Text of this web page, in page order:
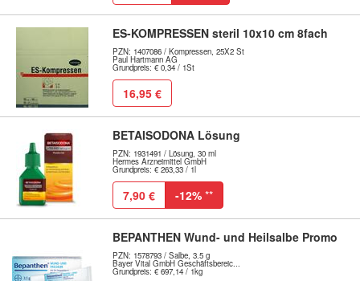
ES-KOMPRESSEN steril 10x10 cm 8fach
PZN: 1407086 / Kompressen, 25X2 St
Paul Hartmann AG
Grundpreis: € 0,34 / 1St
16,95 €
BETAISODONA Lösung
PZN: 1931491 / Lösung, 30 ml
Hermes Arzneimittel GmbH
Grundpreis: € 263,33 / 1l
7,90 € -12% **
BEPANTHEN Wund- und Heilsalbe Promo
PZN: 1578793 / Salbe, 3.5 g
Bayer Vital GmbH Geschäftsbereic...
Grundpreis: € 697,14 / 1kg